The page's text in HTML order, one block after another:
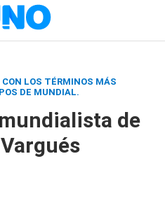
LOS TÉRMINOS MÁS
DE MUNDIAL.
de